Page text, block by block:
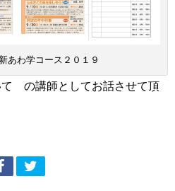
あわ学コース２０１９
て の講師としてお話させて頂